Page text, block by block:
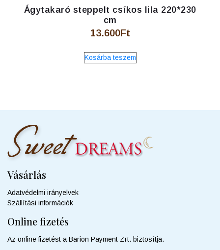
Ágytakaró steppelt csíkos lila 220*230
cm
13.600Ft
Kosárba teszem
Vásárlás
Adatvédelmi irányelvek
Szállítási információk
Online fizetés
Az online fizetést a Barion Payment Zrt. biztosítja.